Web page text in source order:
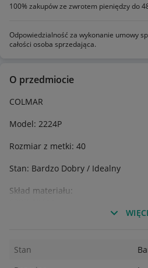
100% zakupów ze zwrotem pieniędzy do
Odpowiedzialność za wykonanie umowy
całości osoba sprzedająca.
O przedmiocie
COLMAR
Model: 2224P
Rozmiar z metki: 40
Stan: Bardzo Dobry / Idealny
Skład materiału:
Wymiary:
Wszystkie wymiary podawane są
Stan